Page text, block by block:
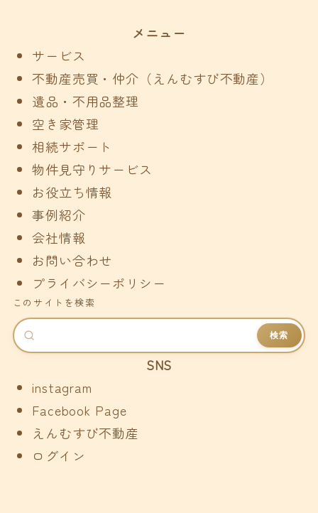
メニュー
サービス
不動産売買・仲介（えんむすび不動産）
遺品・不用品整理
空き家管理
相続サポート
物件見守りサービス
お役立ち情報
事例紹介
会社情報
お問い合わせ
プライバシーポリシー
このサイトを検索
検索
SNS
instagram
Facebook Page
えんむすび不動産
ログイン